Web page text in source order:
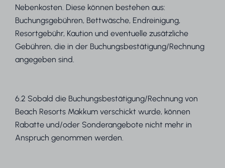
Nebenkosten. Diese können bestehen aus:
Buchungsgebühren, Bettwäsche, Endreinigung,
Resortgebühr, Kaution und eventuelle zusätzliche
Gebühren, die in der Buchungsbestätigung/Rechnung
angegeben sind.
6.2 Sobald die Buchungsbestätigung/Rechnung von
Beach Resorts Makkum verschickt wurde, können
Rabatte und/oder Sonderangebote nicht mehr in
Anspruch genommen werden.